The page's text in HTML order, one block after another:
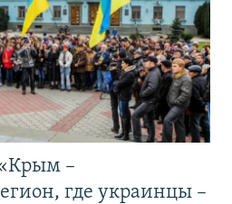
–
где украинцы –